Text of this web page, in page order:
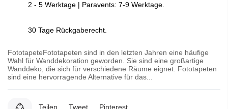
2 - 5 Werktage | Paravents: 7-9 Werktage.
30 Tage Rückgaberecht.
FototapeteFototapeten sind in den letzten Jahren eine häufige
Wahl für Wanddekoration geworden. Sie sind eine großartige
Wanddeko, die sich für verschiedene Räume eignet. Fototapeten
sind eine hervorragende Alternative für das...
Teilen Tweet Pinterest